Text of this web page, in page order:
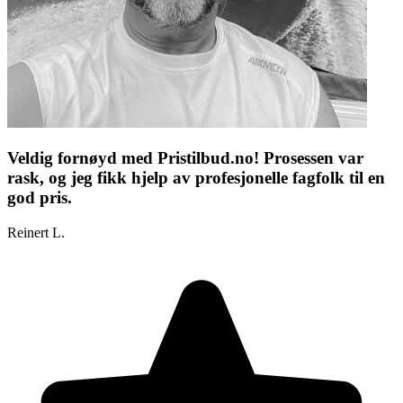
Veldig fornøyd med Pristilbud.no! Prosessen var
rask, og jeg fikk hjelp av profesjonelle fagfolk til en
god pris.
Reinert L.